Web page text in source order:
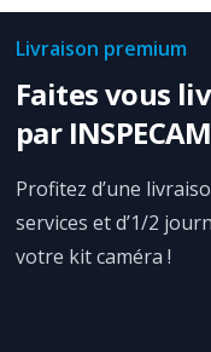
Livraison premium
Faites vous
par INSPECAM
Profitez d’une
services et d’1/2
votre kit caméra !